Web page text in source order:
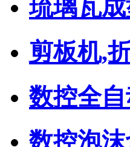
琉璃瓦
剪板机,
数控全
数控泡